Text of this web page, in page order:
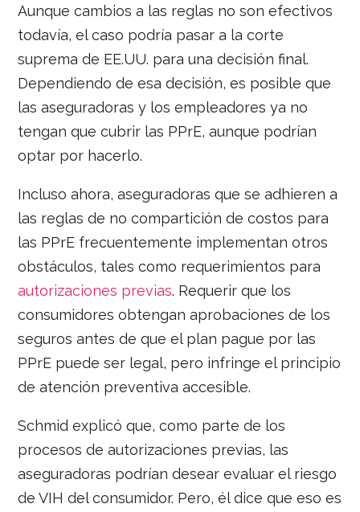
Aunque cambios a las reglas no son efectivos
todavía, el caso podría pasar a la corte
suprema de EE.UU. para una decisión final.
Dependiendo de esa decisión, es posible que
las aseguradoras y los empleadores ya no
tengan que cubrir las PPrE, aunque podrían
optar por hacerlo.
Incluso ahora, aseguradoras que se adhieren a
las reglas de no compartición de costos para
las PPrE frecuentemente implementan otros
obstáculos, tales como requerimientos para
autorizaciones previas. Requerir que los
consumidores obtengan aprobaciones de los
seguros antes de que el plan pague por las
PPrE puede ser legal, pero infringe el principio
de atención preventiva accesible.
Schmid explicó que, como parte de los
procesos de autorizaciones previas, las
aseguradoras podrían desear evaluar el riesgo
de VIH del consumidor. Pero, él dice que eso es